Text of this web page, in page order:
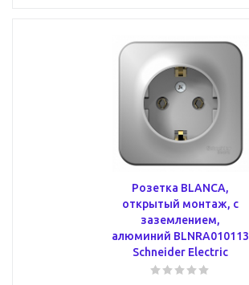
Розетка BLANCA,
открытый монтаж, с
заземлением,
алюминий BLNRA010113
Schneider Electric